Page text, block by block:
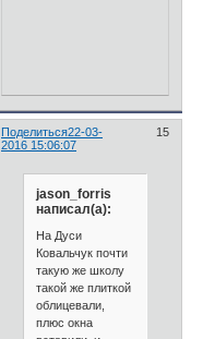
Поделиться 15
22-03-
2016 15:06:07
jason_forris
написал(а):
На Дуси
Ковальчук почти
такую же школу
такой же плиткой
облицевали,
плюс окна